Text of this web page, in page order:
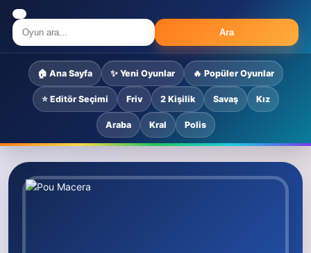
Ara
🏠 Ana Sayfa ✨ Yeni Oyunlar 🔥 Popüler Oyunlar
⭐ Editör Seçimi Friv 2 Kişilik Savaş Kız
Araba Kral Polis